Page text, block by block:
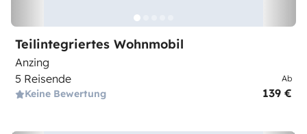
Teilintegriertes Wohnmobil
Anzing
5 Reisende
Keine Bewertung
Ab
139 €